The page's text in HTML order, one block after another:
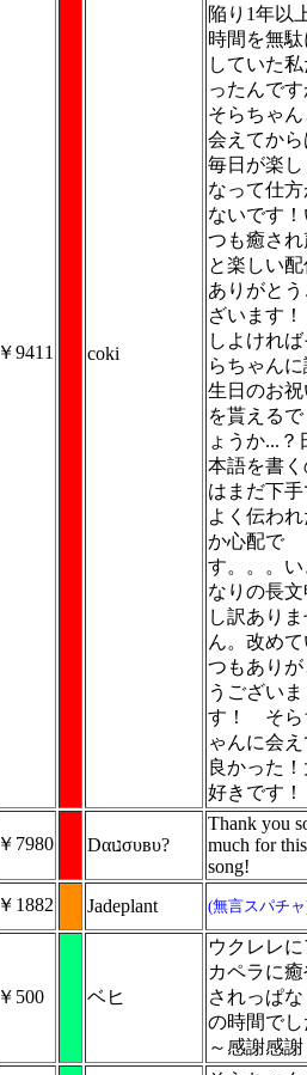
￥9411 coki
陥り1年以
時間を無駄
していた
ったんで
そらちゃん
会えてから
毎日が楽し
なって仕方
ないです！
つも癒され
と楽しい
ありがとう
ざいます
しよけれ
らちゃん
生日のお祝
を貰える
ょうか...？
本語を書く
はまだ下手
よく伝わ
か心配で
す。。。い
なりの長文
し訳あり
ん。改め
つもありが
うございま
す！ そら
ゃんに会
良かった
好きです！
￥7980 Dαιנσυвυ?
Thank you
much for this
song!
￥1882 Jadeplant (無言スパチ
￥500 ベヒ
ウクレレ
カペラに
されっぱ
の時間でし
～感謝感謝